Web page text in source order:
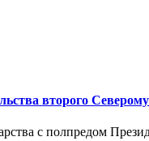
второго
с полпредом